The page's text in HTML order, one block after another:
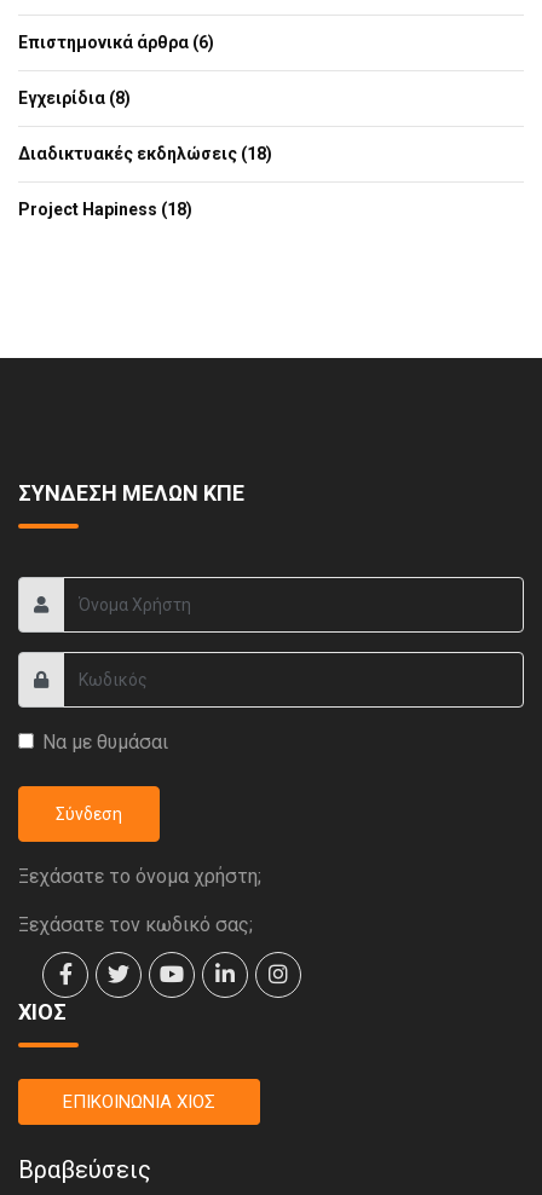
Επιστημονικά άρθρα (6)
Εγχειρίδια (8)
Διαδικτυακές εκδηλώσεις (18)
Project Hapiness (18)
ΣΥΝΔΕΣΗ ΜΕΛΩΝ ΚΠΕ
Να με θυμάσαι
Σύνδεση
Ξεχάσατε το όνομα χρήστη;
Ξεχάσατε τον κωδικό σας;
ΧΙΟΣ
ΕΠΙΚΟΙΝΩΝΙΑ ΧΙΟΣ
Βραβεύσεις